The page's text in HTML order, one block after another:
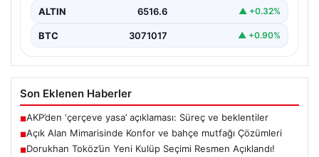
ALTIN 6516.6 ▲ +0.32%
BTC 3071017 ▲ +0.90%
Son Eklenen Haberler
■AKP’den ‘çerçeve yasa’ açıklaması: Süreç ve beklentiler
■Açık Alan Mimarisinde Konfor ve bahçe mutfağı Çözümleri
■Dorukhan Toköz’ün Yeni Kulüp Seçimi Resmen Açıklandı!